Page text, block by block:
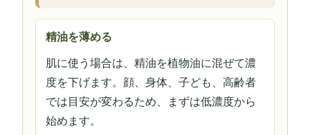
精油を薄める
肌に使う場合は、精油を植物油に混ぜて濃
度を下げます。顔、身体、子ども、高齢者
では目安が変わるため、まずは低濃度から
始めます。